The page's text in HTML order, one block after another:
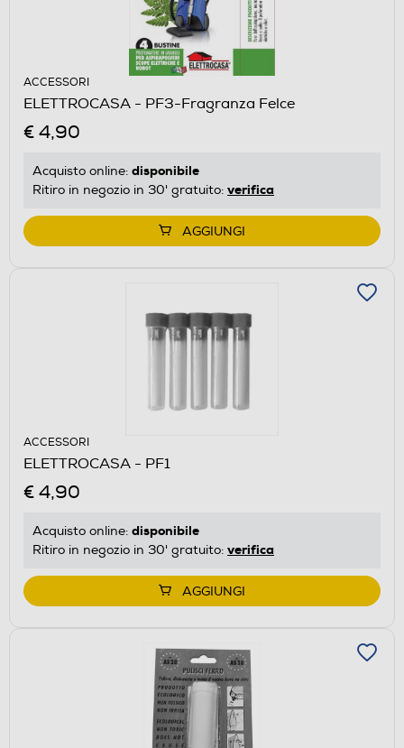
ACCESSORI
ELETTROCASA - PF3-Fragranza Felce
€ 4,90
Acquisto online: disponibile
Ritiro in negozio in 30' gratuito: verifica
AGGIUNGI
ACCESSORI
ELETTROCASA - PF1
€ 4,90
Acquisto online: disponibile
Ritiro in negozio in 30' gratuito: verifica
AGGIUNGI